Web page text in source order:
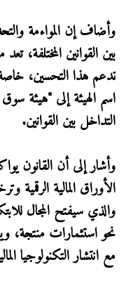
وأضاف إن المواءمة
بين القوانين المختلفة،
تدعم هذا التحسين،
اسم الهيئة إلى "هيئة
التداخل بين القوانين.
وأشار إلى أن القانون
الأوراق المالية الرقمية
والذي سيفتح المجال
نحو استثمارات منتجة،
مع انتشار التكنولوجيا